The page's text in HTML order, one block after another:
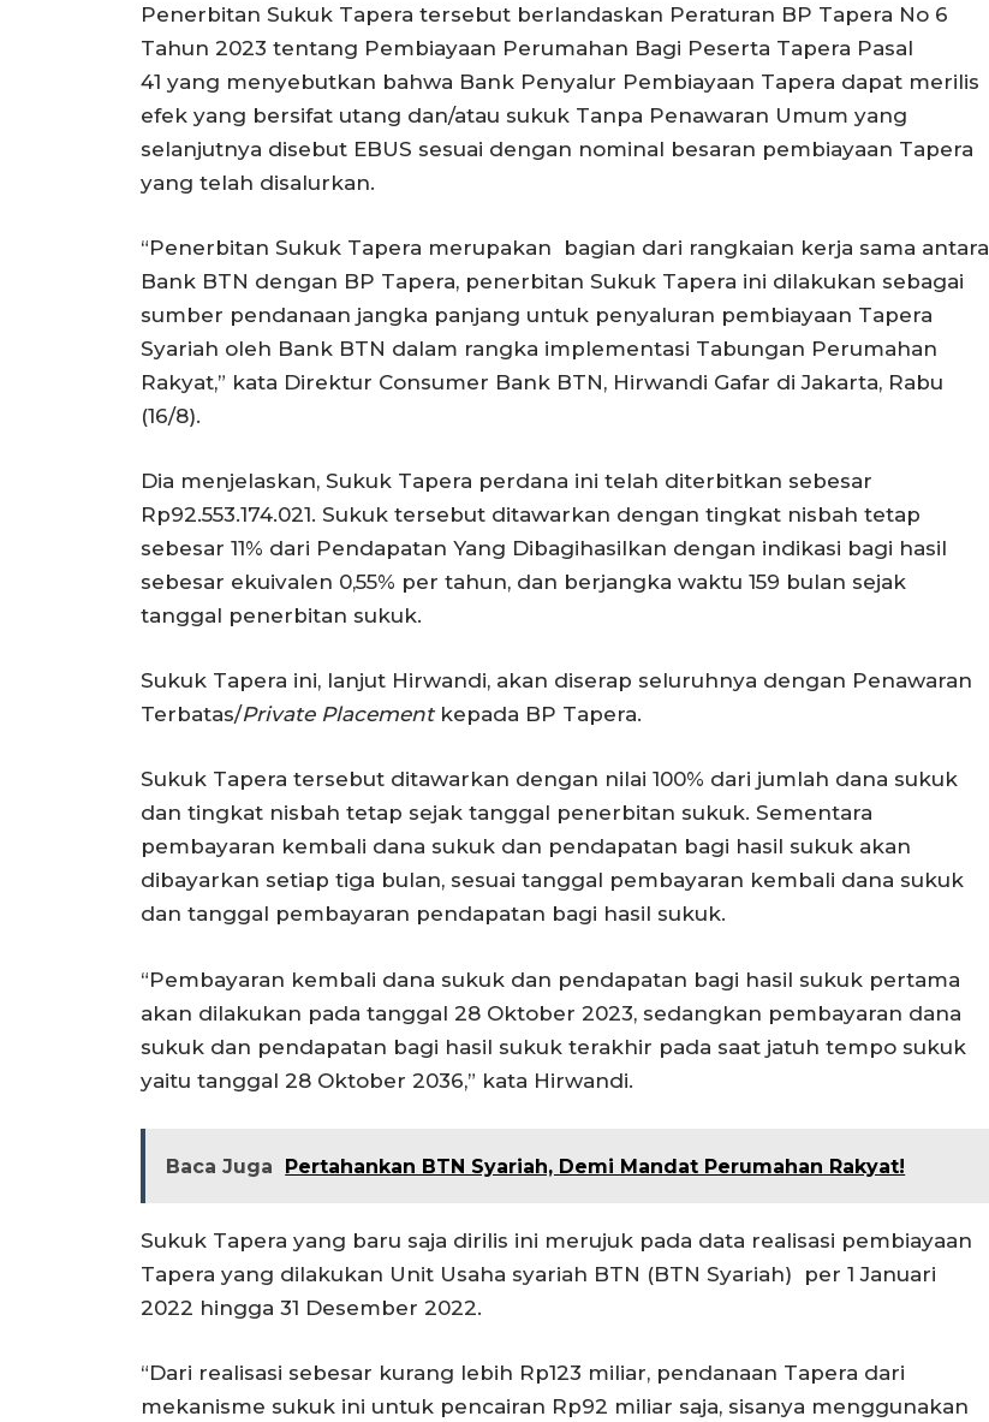
Penerbitan Sukuk Tapera tersebut berlandaskan Peraturan BP Tapera No 6
Tahun 2023 tentang Pembiayaan Perumahan Bagi Peserta Tapera Pasal
41 yang menyebutkan bahwa Bank Penyalur Pembiayaan Tapera dapat merilis
efek yang bersifat utang dan/atau sukuk Tanpa Penawaran Umum yang
selanjutnya disebut EBUS sesuai dengan nominal besaran pembiayaan Tapera
yang telah disalurkan.
“Penerbitan Sukuk Tapera merupakan bagian dari rangkaian kerja sama antara
Bank BTN dengan BP Tapera, penerbitan Sukuk Tapera ini dilakukan sebagai
sumber pendanaan jangka panjang untuk penyaluran pembiayaan Tapera
Syariah oleh Bank BTN dalam rangka implementasi Tabungan Perumahan
Rakyat,” kata Direktur Consumer Bank BTN, Hirwandi Gafar di Jakarta, Rabu
(16/8).
Dia menjelaskan, Sukuk Tapera perdana ini telah diterbitkan sebesar
Rp92.553.174.021. Sukuk tersebut ditawarkan dengan tingkat nisbah tetap
sebesar 11% dari Pendapatan Yang Dibagihasilkan dengan indikasi bagi hasil
sebesar ekuivalen 0,55% per tahun, dan berjangka waktu 159 bulan sejak
tanggal penerbitan sukuk.
Sukuk Tapera ini, lanjut Hirwandi, akan diserap seluruhnya dengan Penawaran
Terbatas/Private Placementkepada BP Tapera.
Sukuk Tapera tersebut ditawarkan dengan nilai 100% dari jumlah dana sukuk
dan tingkat nisbah tetap sejak tanggal penerbitan sukuk. Sementara
pembayaran kembali dana sukuk dan pendapatan bagi hasil sukuk akan
dibayarkan setiap tiga bulan, sesuai tanggal pembayaran kembali dana sukuk
dan tanggal pembayaran pendapatan bagi hasil sukuk.
“Pembayaran kembali dana sukuk dan pendapatan bagi hasil sukuk pertama
akan dilakukan pada tanggal 28 Oktober 2023, sedangkan pembayaran dana
sukuk dan pendapatan bagi hasil sukuk terakhir pada saat jatuh tempo sukuk
yaitu tanggal 28 Oktober 2036,” kata Hirwandi.
Baca Juga Pertahankan BTN Syariah, Demi Mandat Perumahan Rakyat!
Sukuk Tapera yang baru saja dirilis ini merujuk pada data realisasi pembiayaan
Tapera yang dilakukan Unit Usaha syariah BTN (BTN Syariah) per 1 Januari
2022 hingga 31 Desember 2022.
“Dari realisasi sebesar kurang lebih Rp123 miliar, pendanaan Tapera dari
mekanisme sukuk ini untuk pencairan Rp92 miliar saja, sisanya menggunakan